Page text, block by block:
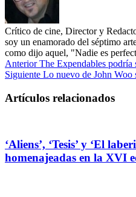
Crítico de cine, Director y
soy un enamorado del séptimo
como dijo aquel, "Nadie es
AnteriorThe Expendables podría
Siguiente Lo nuevo de John Woo
Artículos relacionados
‘Aliens’, ‘Tesis’ y ‘El
homenajeadas en la XVI